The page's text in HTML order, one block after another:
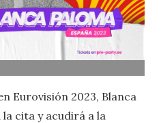
Eurovisión 2023, Blanca
cita y acudirá a la